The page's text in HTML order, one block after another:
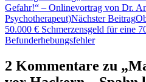
Gefahr!“ – Onlinevortrag von Dr.
Psychotherapeut)Nächster Beitrag
50.000 € Schmerzensgeld für eine
Befunderhebungsfehler
2 Kommentare zu